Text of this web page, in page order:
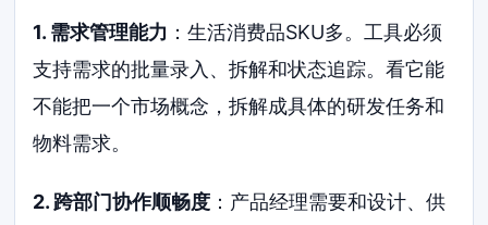
1. 需求管理能力 ：生活消费品SKU多。工具必须
支持需求的批量录入、拆解和状态追踪。看它能
不能把一个市场概念，拆解成具体的研发任务和
物料需求。
2. 跨部门协作顺畅度 ：产品经理需要和设计、供